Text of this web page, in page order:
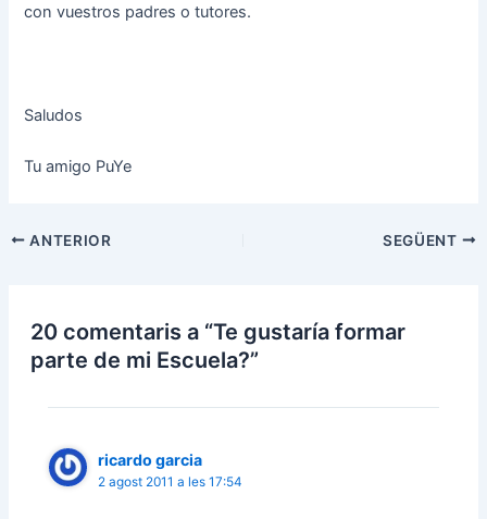
con vuestros padres o tutores.
Saludos
Tu amigo PuYe
Navegació
ANTERIOR SEGÜENT
20 comentaris a “Te gustaría formar
parte de mi Escuela?”
ricardo garcia
2 agost 2011 a les 17:54